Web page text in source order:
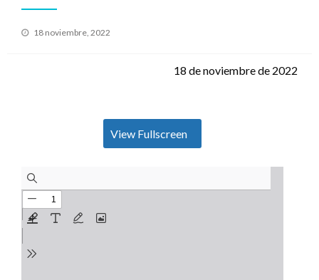
Publicado
18 noviembre, 2022
18 de noviembre de 2022
View Fullscreen